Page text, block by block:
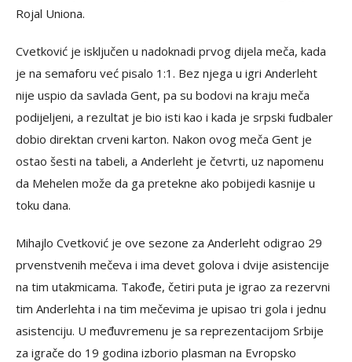
Rojal Uniona.
Cvetković je isključen u nadoknadi prvog dijela meča, kada
je na semaforu već pisalo 1:1. Bez njega u igri Anderleht
nije uspio da savlada Gent, pa su bodovi na kraju meča
podijeljeni, a rezultat je bio isti kao i kada je srpski fudbaler
dobio direktan crveni karton. Nakon ovog meča Gent je
ostao šesti na tabeli, a Anderleht je četvrti, uz napomenu
da Mehelen može da ga pretekne ako pobijedi kasnije u
toku dana.
Mihajlo Cvetković je ove sezone za Anderleht odigrao 29
prvenstvenih mečeva i ima devet golova i dvije asistencije
na tim utakmicama. Takođe, četiri puta je igrao za rezervni
tim Anderlehta i na tim mečevima je upisao tri gola i jednu
asistenciju. U međuvremenu je sa reprezentacijom Srbije
za igrače do 19 godina izborio plasman na Evropsko